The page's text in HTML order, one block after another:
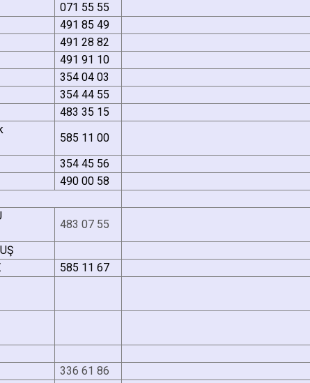
071 55 55
491 85 49
491 28 82
491 91 10
354 04 03
354 44 55
483 35 15
585 11 00
354 45 56
490 00 58
483 07 55
585 11 67
336 61 86